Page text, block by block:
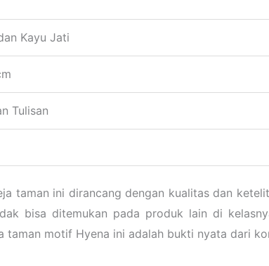
Kayu Jati
Tulisan
taman ini dirancang dengan kualitas dan
bisa ditemukan pada produk lain di
motif Hyena ini adalah bukti nyata dari